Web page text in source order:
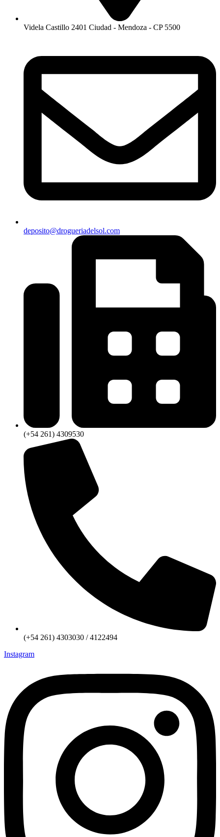
Videla Castillo 2401 Ciudad - Mendoza - CP 5500
deposito@drogueriadelsol.com
(+54 261) 4309530
(+54 261) 4303030 / 4122494
Instagram